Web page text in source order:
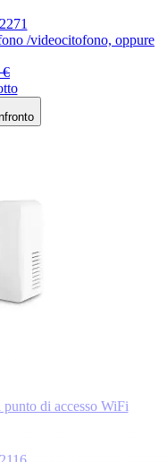
/videocitofono, oppure
€
di accesso WiFi